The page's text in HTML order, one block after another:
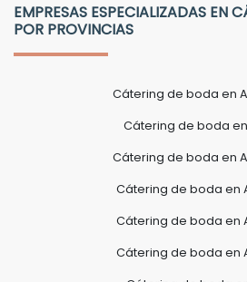
EMPRESAS ESPECIALIZADAS EN
POR PROVINCIAS
Cátering de boda en
Cátering de boda
Cátering de boda en
Cátering de boda en
Cátering de boda en
Cátering de boda en